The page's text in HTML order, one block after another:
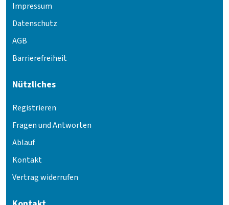
Impressum
Datenschutz
AGB
Barrierefreiheit
Nützliches
Registrieren
Fragen und Antworten
Ablauf
Kontakt
Vertrag widerrufen